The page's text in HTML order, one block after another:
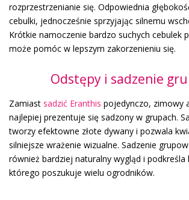
rozprzestrzenianie się. Odpowiednia
cebulki, jednocześnie sprzyjając silnemu
Krótkie namoczenie bardzo suchych cebulek
może pomóc w lepszym zakorzenieniu się.
Odstępy i sadzenie
Zamiast sadzić Eranthis pojedynczo, zimowy
najlepiej prezentuje się sadzony w grupach.
tworzy efektowne złote dywany i pozwala
silniejsze wrażenie wizualne. Sadzenie
również bardziej naturalny wygląd i podkreśla
którego poszukuje wielu ogrodników.